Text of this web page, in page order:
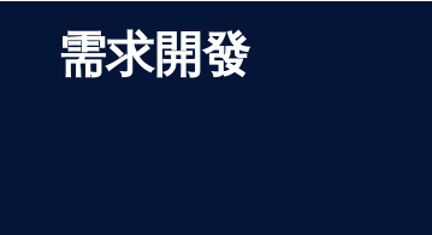
需求開發